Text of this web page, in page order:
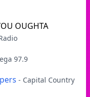
OUGHTA
97.9
- Сapital Сountry